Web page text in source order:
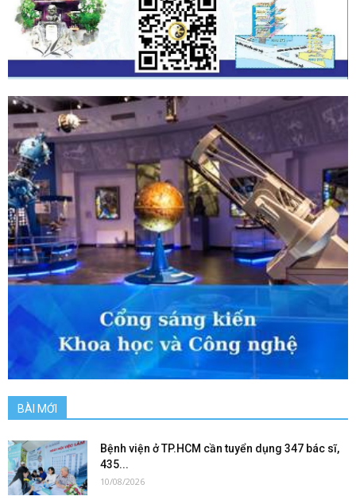
BÀI MỚI
Bệnh viện ở TP.HCM cần tuyển dụng 347 bác sĩ,
435...
10/08/2026